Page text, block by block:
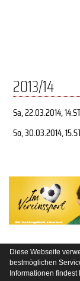
2013/14
Sa, 22.03.2014,
So, 30.03.2014,
Diese Webseite
bestmöglichen
Informationen findest